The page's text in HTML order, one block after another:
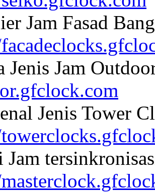
Jam Fasad
Jenis Jam
Jenis Tower
Jam